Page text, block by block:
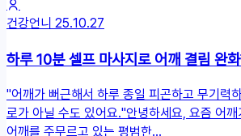
건강언니 25.10.27
하루 10분 셀프 마사지로 어깨 결림 완
"어깨가 뻐근해서 하루 종일 피곤하고 무기력
로가 아닐 수도 있어요."안녕하세요, 요즘 어
어깨를 주무르고 있는 평범한...